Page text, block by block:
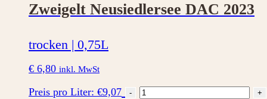
Zweigelt Neusiedlersee DAC 2023
trocken | 0,75L
€ 6,80 inkl. MwSt
Preis pro Liter: €9,07 -
Zweigelt
+